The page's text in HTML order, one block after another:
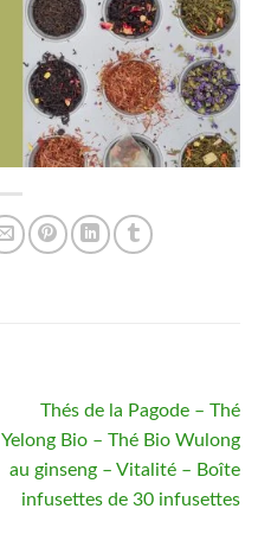
Thés de la Pagode – Thé
Yelong Bio – Thé Bio Wulong
au ginseng – Vitalité – Boîte
infusettes de 30 infusettes